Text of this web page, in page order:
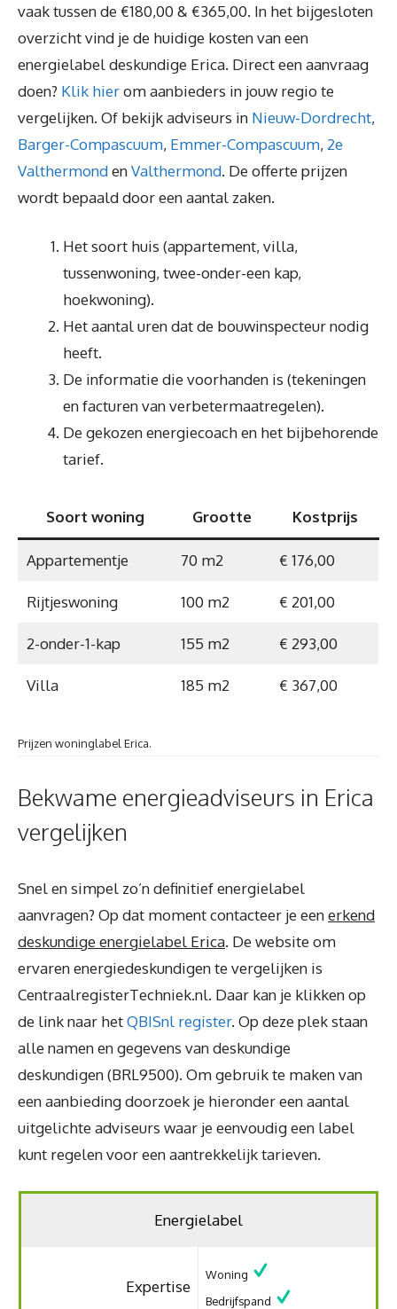
vaak tussen de €180,00 & €365,00. In het bijgesloten
overzicht vind je de huidige kosten van een
energielabel deskundige Erica. Direct een aanvraag
doen? Klik hierom aanbieders in jouw regio te
vergelijken. Of bekijk adviseurs in Nieuw-Dordrecht,
Barger-Compascuum, Emmer-Compascuum, 2e
ValthermondenValthermond. De offerte prijzen
wordt bepaald door een aantal zaken.
Het soort huis (appartement, villa,
tussenwoning, twee-onder-een kap,
hoekwoning).
Het aantal uren dat de bouwinspecteur nodig
heeft.
De informatie die voorhanden is (tekeningen
en facturen van verbetermaatregelen).
De gekozen energiecoach en het bijbehorende
tarief.
Soort woning Grootte Kostprijs
Appartementje 70 m2 € 176,00
Rijtjeswoning 100 m2 € 201,00
2-onder-1-kap 155 m2 € 293,00
Villa 185 m2 € 367,00
Prijzen woninglabel Erica.
Bekwame energieadviseurs in Erica
vergelijken
Snel en simpel zo’n definitief energielabel
aanvragen? Op dat moment contacteer je eenerkend
deskundige energielabel Erica. De website om
ervaren energiedeskundigen te vergelijken is
CentraalregisterTechniek.nl. Daar kan je klikken op
de link naar hetQBISnl register. Op deze plek staan
alle namen en gegevens van deskundige
deskundigen (BRL9500). Om gebruik te maken van
een aanbieding doorzoek je hieronder een aantal
uitgelichte adviseurs waar je eenvoudig een label
kunt regelen voor een aantrekkelijk tarieven.
Energielabel
Expertise
Woning
Bedrijfspand